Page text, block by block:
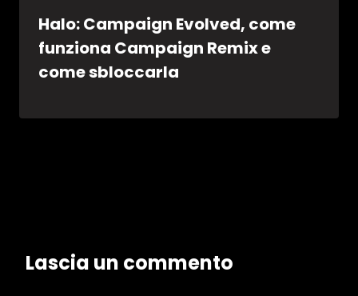
Halo: Campaign Evolved, come
funziona Campaign Remix e
come sbloccarla
Lascia un commento